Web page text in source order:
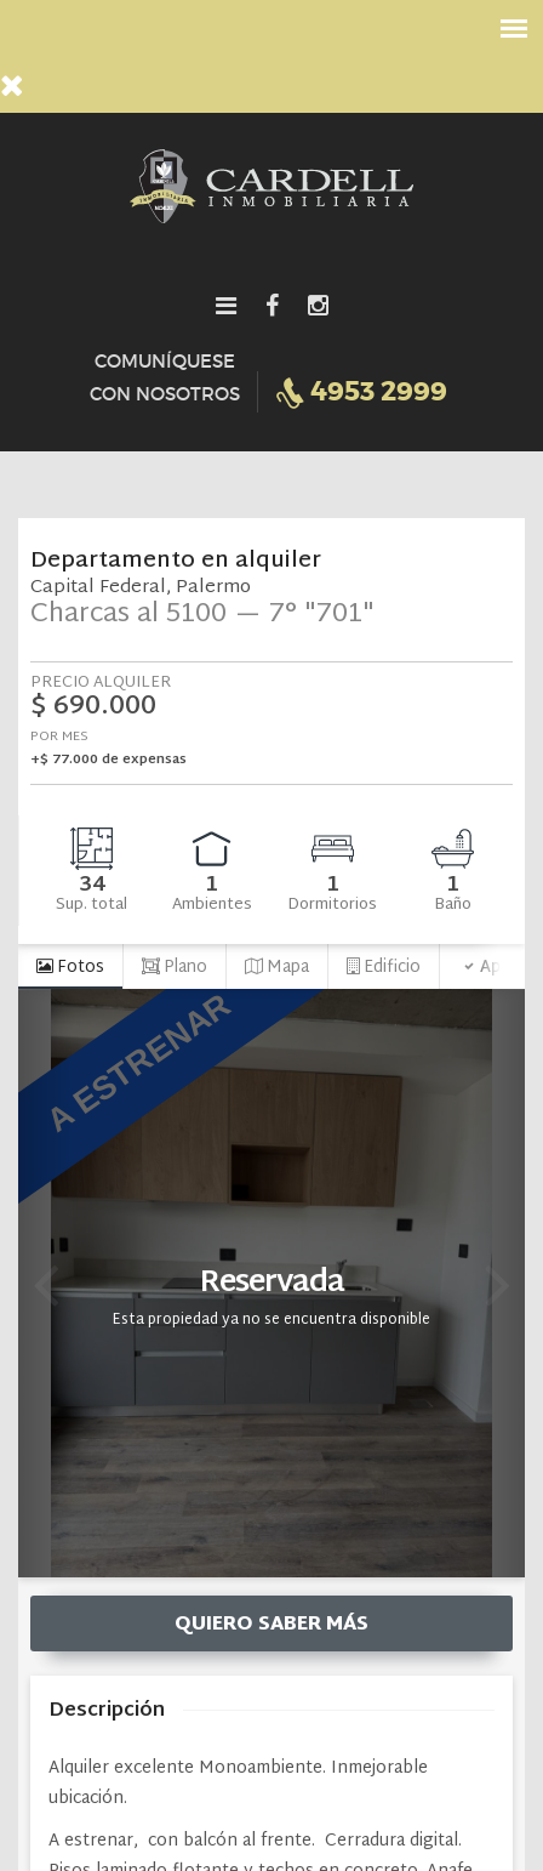
COMUNÍQUESE
CON NOSOTROS
4953 2999
NOSOTROS
SERVICIOS
QUIERO VENDER
EMPRENDIMIENTOS